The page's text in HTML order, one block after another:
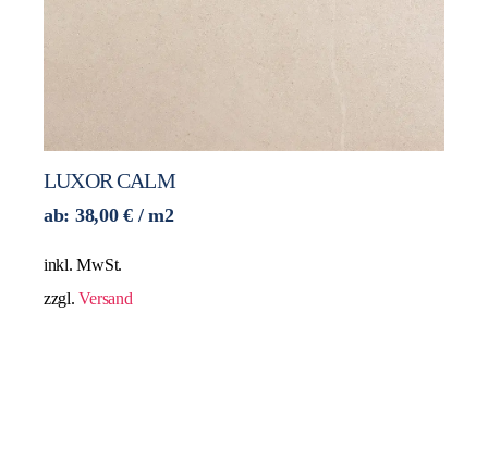
LUXOR CALM
ab: 38,00€ / m2
inkl. MwSt.
zzgl.Versand